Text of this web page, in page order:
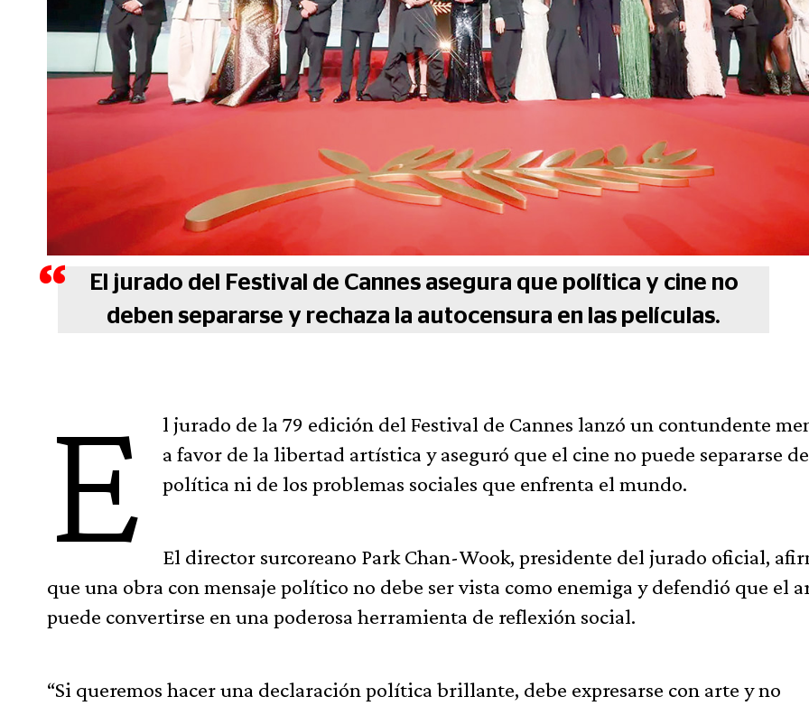
El jurado del Festival de Cannes asegura que política y cine no
deben separarse y rechaza la autocensura en las películas.
E
l jurado de la 79 edición del Festival de Cannes lanzó un contundente
a favor de la libertad artística y aseguró que el cine no puede separarse
política ni de los problemas sociales que enfrenta el mundo.
El director surcoreano Park Chan-Wook, presidente del jurado oficial,
que una obra con mensaje político no debe ser vista como enemiga y defendió que el
puede convertirse en una poderosa herramienta de reflexión social.
“Si queremos hacer una declaración política brillante, debe expresarse con arte y no